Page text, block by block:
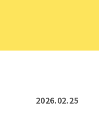
2026.02.25